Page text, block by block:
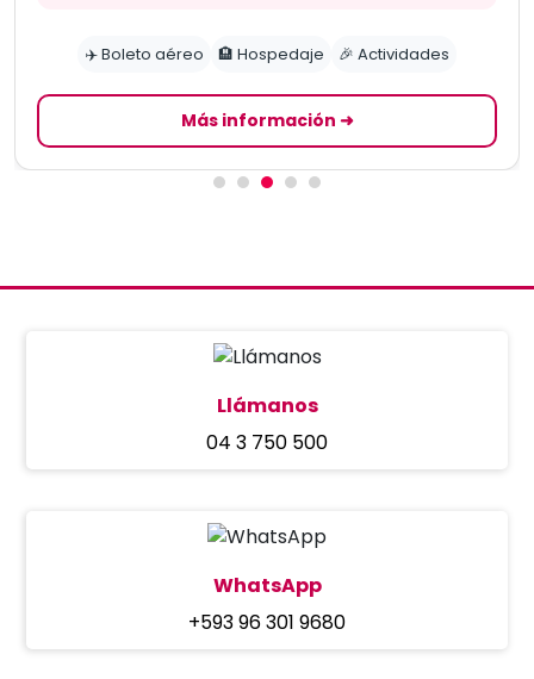
✈️ Boleto aéreo 🏨 Hospedaje 🎉 Actividades
Más información ➜
Llámanos
04 3 750 500
WhatsApp
+593 96 301 9680